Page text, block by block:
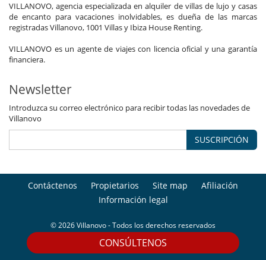
CONSÚLTENOS
VILLANOVO, agencia especializada en alquiler de villas de lujo y casas
de encanto para vacaciones inolvidables, es dueña de las marcas
registradas Villanovo, 1001 Villas y Ibiza House Renting.
VILLANOVO es un agente de viajes con licencia oficial y una garantía
financiera.
Newsletter
Introduzca su correo electrónico para recibir todas las novedades de
Villanovo
SUSCRIPCIÓN
Contáctenos Propietarios Site map
Afiliación
Información legal
© 2026 Villanovo - Todos los derechos reservados